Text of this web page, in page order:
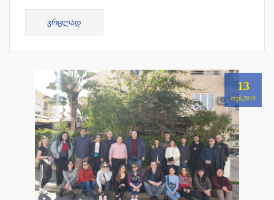
ადვოკატთა საკვალიფიკაციო გამოცდების
მოსამზადებელ ცენტრთან. თანამშრ...
ᲕᲠᲪᲚᲐᲓ
13
ᲗᲔᲑ,2019